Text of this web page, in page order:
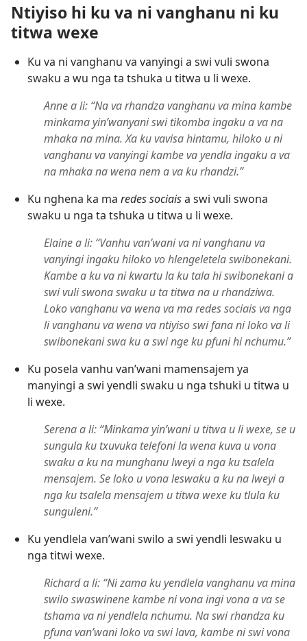
Ntiyiso hi ku va ni vanghanu ni ku
titwa wexe
Ku va ni vanghanu va vanyingi a swi vuli swona
swaku a wu nga ta tshuka u titwa u li wexe.
Anne a li: “Na va rhandza vanghanu va mina kambe
minkama yin’wanyani swi tikomba ingaku a va na
mhaka na mina. Xa ku vavisa hintamu, hiloko u ni
vanghanu va vanyingi kambe va yendla ingaku a va
na mhaka na wena nem a va ku rhandzi.”
Ku nghena ka ma redes sociaisa swi vuli swona
swaku u nga ta tshuka u titwa u li wexe.
Elaine a li: “Vanhu van’wani va ni vanghanu va
vanyingi ingaku hiloko vo hlengeletela swibonekani.
Kambe a ku va ni kwartu la ku tala hi swibonekani a
swi vuli swona swaku u ta titwa na u rhandziwa.
Loko vanghanu va wena va ma redes sociais va nga
li vanghanu va wena va ntiyiso swi fana ni loko va li
swibonekani swa ku a swi nge ku pfuni hi nchumu.”
Ku posela vanhu van’wani mamensajem ya
manyingi a swi yendli swaku u nga tshuki u titwa u
li wexe.
Serena a li: “Minkama yin’wani u titwa u li wexe, se u
sungula ku txuvuka telefoni la wena kuva u vona
swaku a ku na munghanu lweyi a nga ku tsalela
mensajem. Se loko u vona leswaku a ku na lweyi a
nga ku tsalela mensajem u titwa wexe ku tlula ku
sunguleni.”
Ku yendlela van’wani swilo a swi yendli leswaku u
nga titwi wexe.
Richard a li: “Ni zama ku yendlela vanghanu va mina
swilo swaswinene kambe ni vona ingi vona a va se
tshama va ni yendlela nchumu. Na swi rhandza ku
pfuna van’wani loko va swi lava, kambe ni swi vona